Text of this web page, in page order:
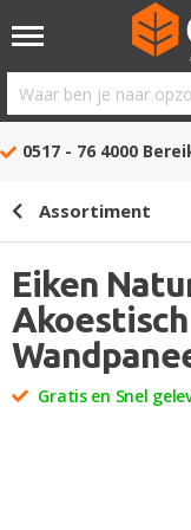
Waar
ben
opzoek?
0517 - 76 4000
Assortiment
Eiken
Gratis en Snel